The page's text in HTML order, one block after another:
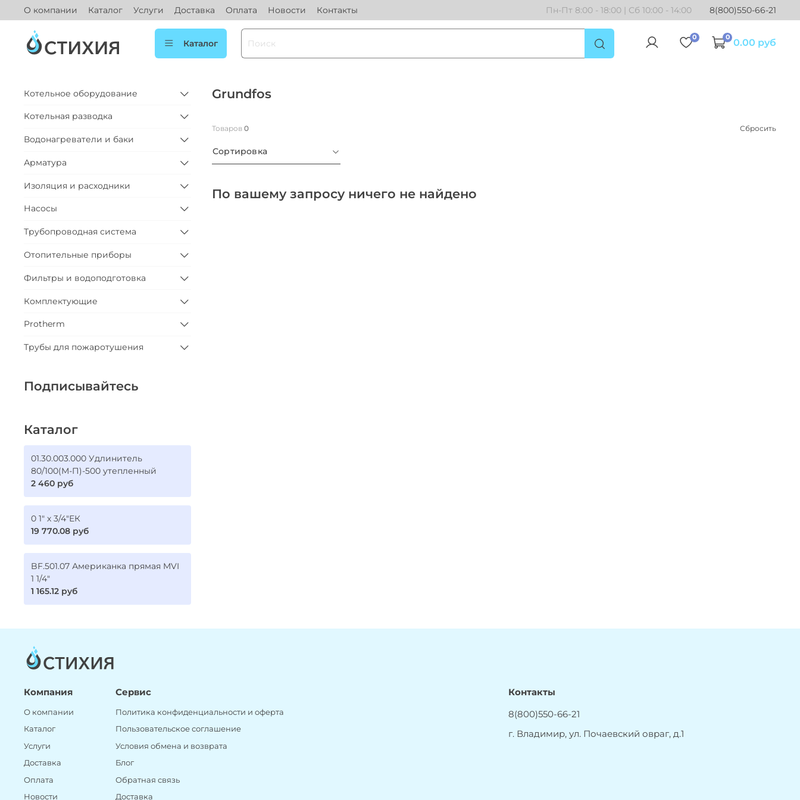
О компании Каталог Услуги Доставка Оплата Новости Контакты Пн-Пт 8:00 - 18:00 | Сб 10:00 - 14:00 8(800)550-66-21
Каталог
0 0 0.00 руб
Grundfos
Товаров 0 Сбросить
Сортировка
По вашему запросу ничего не найдено
Котельное оборудование
Котельная разводка
Водонагреватели и баки
Арматура
Изоляция и расходники
Насосы
Трубопроводная система
Отопительные приборы
Фильтры и водоподготовка
Комплектующие
Protherm
Трубы для пожаротушения
Подписывайтесь
Каталог
01.30.003.000 Удлинитель
80/100(М-П)-500 утепленный
2 460 руб
0 1" х 3/4"ЕК
19 770.08 руб
BF.501.07 Американка прямая MVI
1 1/4"
1 165.12 руб
Компания
О компании
Каталог
Услуги
Доставка
Оплата
Новости
Сервис
Политика конфиденциальности и оферта
Пользовательское соглашение
Условия обмена и возврата
Блог
Обратная связь
Доставка
Контакты
8(800)550-66-21
г. Владимир, ул. Почаевский овраг, д.1